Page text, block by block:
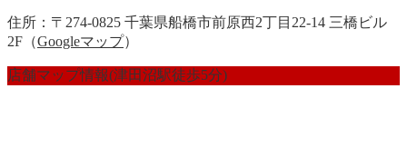
住所：〒274-0825 千葉県船橋市前原西2丁目22-14 三橋ビル
2F（Googleマップ）
店舗マップ情報(津田沼駅徒歩5分)